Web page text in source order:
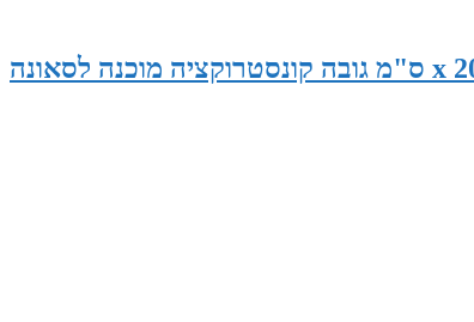
סאונה במידות 265 ס"מ רוחב x 145 ס"מ עומק x 200 ס"מ גובה קונסטרוקציה מוכנה לסאונה